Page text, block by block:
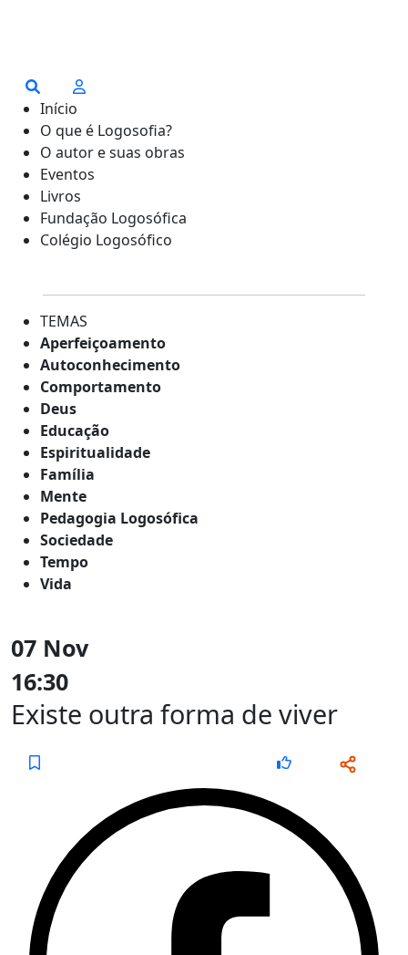
Início
O que é Logosofia?
O autor e suas obras
Eventos
Livros
Fundação Logosófica
Colégio Logosófico
TEMAS
Aperfeiçoamento
Autoconhecimento
Comportamento
Deus
Educação
Espiritualidade
Família
Mente
Pedagogia Logosófica
Sociedade
Tempo
Vida
07 Nov
16:30
Existe outra forma de viver